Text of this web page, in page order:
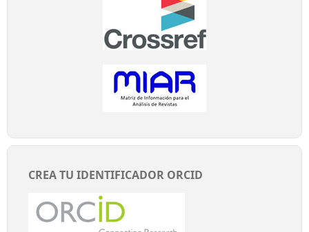
CREA TU IDENTIFICADOR ORCID